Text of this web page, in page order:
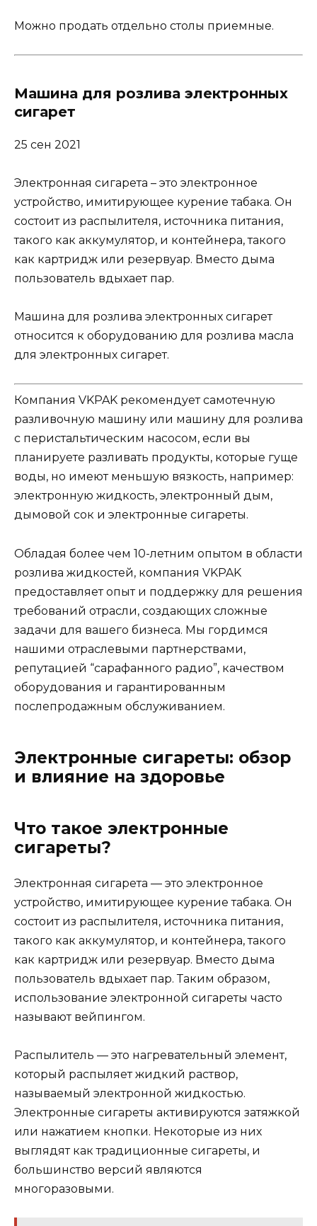
Можно продать отдельно столы приемные.
Машина для розлива электронных
сигарет
25 сен 2021
Электронная сигарета – это электронное
устройство, имитирующее курение табака. Он
состоит из распылителя, источника питания,
такого как аккумулятор, и контейнера, такого
как картридж или резервуар. Вместо дыма
пользователь вдыхает пар.
Машина для розлива электронных сигарет
относится к оборудованию для розлива масла
для электронных сигарет.
Компания VKPAK рекомендует самотечную
разливочную машину или машину для розлива
с перистальтическим насосом, если вы
планируете разливать продукты, которые гуще
воды, но имеют меньшую вязкость, например:
электронную жидкость, электронный дым,
дымовой сок и электронные сигареты.
Обладая более чем 10-летним опытом в области
розлива жидкостей, компания VKPAK
предоставляет опыт и поддержку для решения
требований отрасли, создающих сложные
задачи для вашего бизнеса. Мы гордимся
нашими отраслевыми партнерствами,
репутацией “сарафанного радио”, качеством
оборудования и гарантированным
послепродажным обслуживанием.
Электронные сигареты: обзор
и влияние на здоровье
Что такое электронные
сигареты?
Электронная сигарета — это электронное
устройство, имитирующее курение табака. Он
состоит из распылителя, источника питания,
такого как аккумулятор, и контейнера, такого
как картридж или резервуар. Вместо дыма
пользователь вдыхает пар. Таким образом,
использование электронной сигареты часто
называют вейпингом.
Распылитель — это нагревательный элемент,
который распыляет жидкий раствор,
называемый электронной жидкостью.
Электронные сигареты активируются затяжкой
или нажатием кнопки. Некоторые из них
выглядят как традиционные сигареты, и
большинство версий являются
многоразовыми.